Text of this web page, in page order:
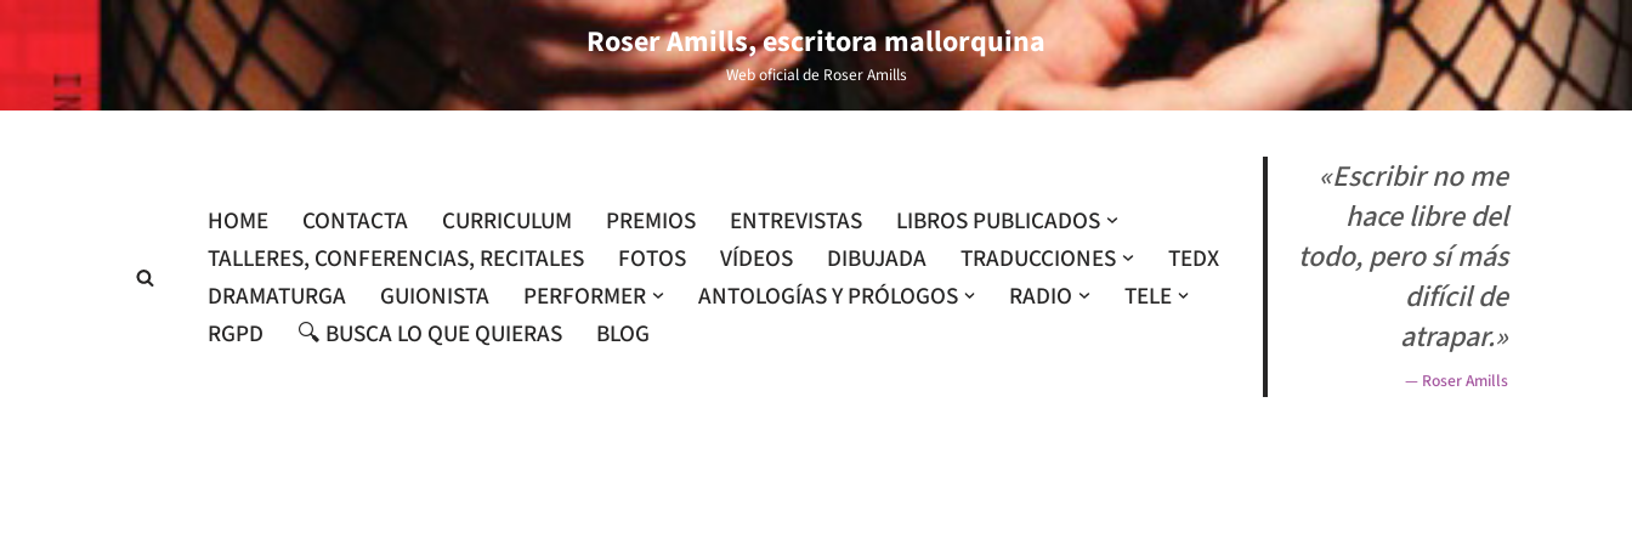
contenido
Roser Amills, escritora mallorquina
Web oficial de Roser Amills
HOME CONTACTA CURRICULUM PREMIOS ENTREVISTAS
LIBROS PUBLICADOS
TALLERES, CONFERENCIAS, RECITALES
FOTOS VÍDEOS DIBUJADA TRADUCCIONES
TEDX
DRAMATURGA
GUIONISTA PERFORMER ANTOLOGÍAS Y PRÓLOGOS RADIO
TELE
RGPD
🔍 BUSCA LO QUE QUIERAS BLOG
«Escribir no me
hace libre del
todo, pero sí más
difícil de
atrapar.»
— Roser Amills